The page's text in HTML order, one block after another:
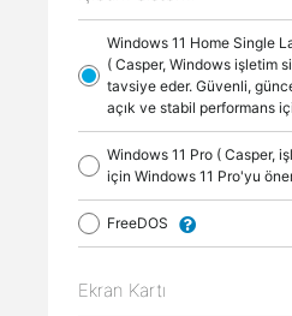
Windows 11 Home Single
( Casper, Windows işletim
tavsiye eder. Güvenli,
açık ve stabil performans
Windows 11 Pro ( Casper,
için Windows 11 Pro'yu
FreeDOS
Ekran Kartı